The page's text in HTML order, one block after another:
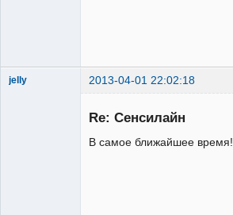
jelly 2013-04-01 22:02:18
Re: Сенсилайн
В самое ближайшее время!